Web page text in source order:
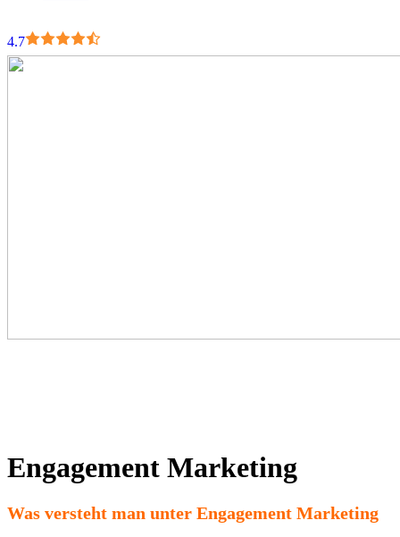
4.7
Engagement Marketing
Was versteht man unter Engagement Marketing